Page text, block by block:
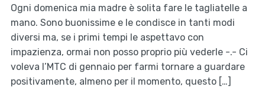
Ogni domenica mia madre è solita fare le tagliatelle a
mano. Sono buonissime e le condisce in tanti modi
diversi ma, se i primi tempi le aspettavo con
impazienza, ormai non posso proprio più vederle -.- Ci
voleva l’MTC di gennaio per farmi tornare a guardare
positivamente, almeno per il momento, questo […]